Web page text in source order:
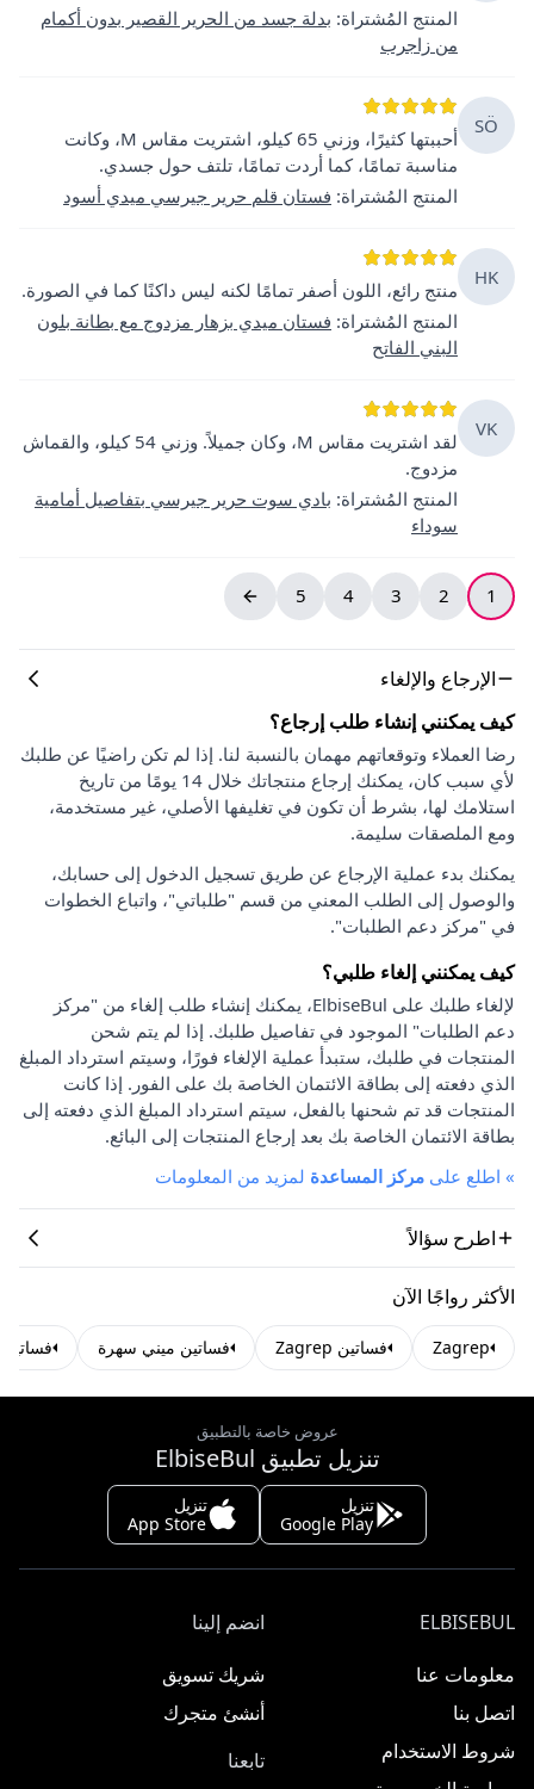
المنتج المُشتراة: بدلة جسد من الحرير القصير بدون أكمام
من زاجرب
SÖ
أحببتها كثيرًا، وزني 65 كيلو، اشتريت مقاس M، وكانت
مناسبة تمامًا، كما أردت تمامًا، تلتف حول جسدي.
المنتج المُشتراة: فستان قلم حرير جيرسي ميدي أسود
HK
منتج رائع، اللون أصفر تمامًا لكنه ليس داكنًا كما في الصورة.
المنتج المُشتراة: فستان ميدي بزهار مزدوج مع بطانة بلون
البني الفاتح
VK
لقد اشتريت مقاس M، وكان جميلاً. وزني 54 كيلو، والقماش
مزدوج.
المنتج المُشتراة: بادي سوت حرير جيرسي بتفاصيل أمامية
سوداء
1
2
3
4
5
الإرجاع والإلغاء
كيف يمكنني إنشاء طلب إرجاع؟
رضا العملاء وتوقعاتهم مهمان بالنسبة لنا. إذا لم تكن راضيًا عن طلبك
لأي سبب كان، يمكنك إرجاع منتجاتك خلال 14 يومًا من تاريخ
استلامك لها، بشرط أن تكون في تغليفها الأصلي، غير مستخدمة،
ومع الملصقات سليمة.
يمكنك بدء عملية الإرجاع عن طريق تسجيل الدخول إلى حسابك،
والوصول إلى الطلب المعني من قسم "طلباتي"، واتباع الخطوات
في "مركز دعم الطلبات".
كيف يمكنني إلغاء طلبي؟
لإلغاء طلبك على ElbiseBul، يمكنك إنشاء طلب إلغاء من "مركز
دعم الطلبات" الموجود في تفاصيل طلبك. إذا لم يتم شحن
المنتجات في طلبك، ستبدأ عملية الإلغاء فورًا، وسيتم استرداد المبلغ
الذي دفعته إلى بطاقة الائتمان الخاصة بك على الفور. إذا كانت
المنتجات قد تم شحنها بالفعل، سيتم استرداد المبلغ الذي دفعته إلى
بطاقة الائتمان الخاصة بك بعد إرجاع المنتجات إلى البائع.
» اطلع على مركز المساعدة لمزيد من المعلومات
اطرح سؤالاً
الأكثر رواجًا الآن
Zagrep فساتين Zagrep فساتين ميني سهرة
عروض خاصة بالتطبيق
تنزيل تطبيق ElbiseBul
تنزيل
Google Play
تنزيل
App Store
ELBISEBUL
معلومات عنا
اتصل بنا
شروط الاستخدام
انضم إلينا
شريك تسويق
أنشئ متجرك
تابعنا